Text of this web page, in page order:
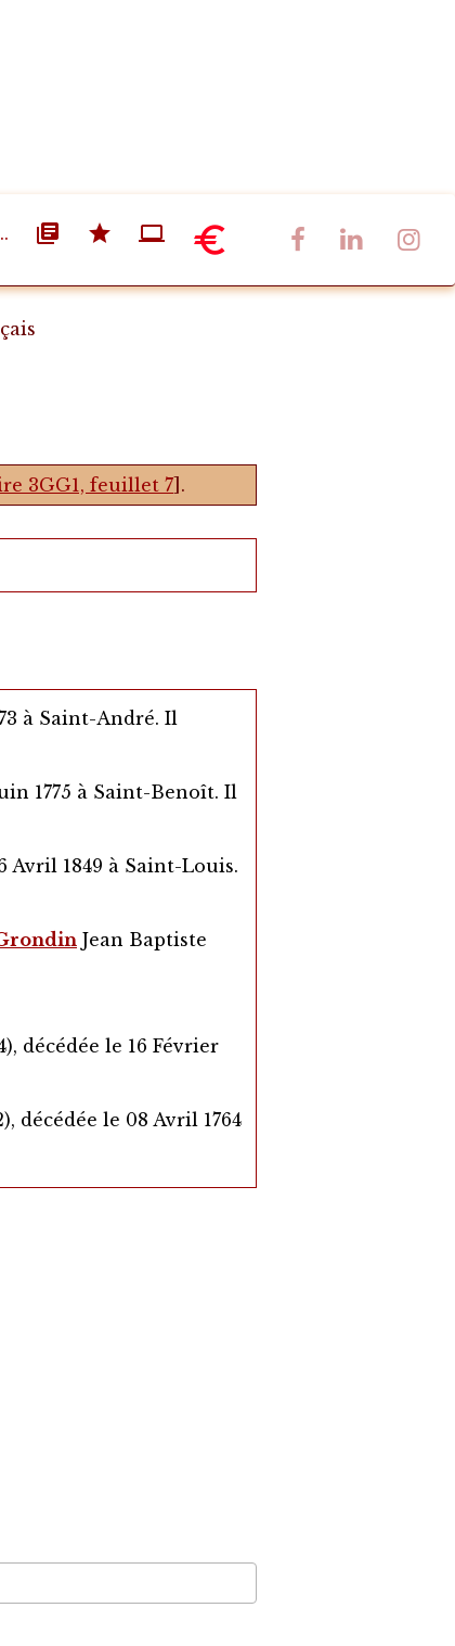
3GG1, feuillet 7 ].
à Saint-André. Il
1775 à Saint-Benoît. Il
Avril 1849 à Saint-Louis.
Jean Baptiste
décédée le 16 Février
décédée le 08 Avril 1764